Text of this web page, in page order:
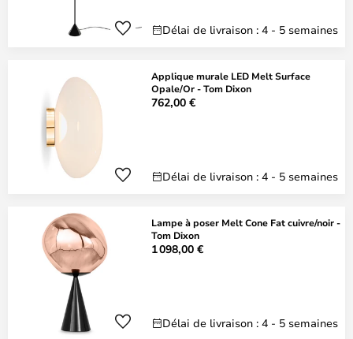
Délai de livraison : 4 - 5 semaines
Applique murale LED Melt Surface
Opale/Or - Tom Dixon
762,00 €
Délai de livraison : 4 - 5 semaines
Lampe à poser Melt Cone Fat cuivre/noir -
Tom Dixon
1 098,00 €
Délai de livraison : 4 - 5 semaines